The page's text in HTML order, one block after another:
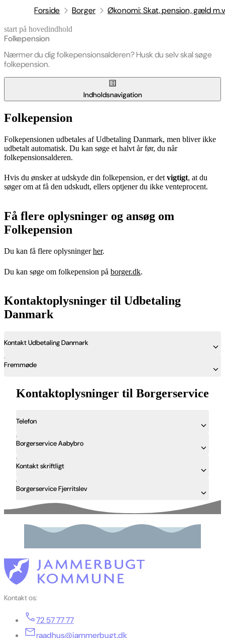
Forside Borger Økonomi: Skat, pension, gæld
start på hovedindhold
Folkepension
Nærmer du dig folkepensionsalderen? Husk du selv skal søge
folkepension.
senest opdateret 6. juli 2026
Indholdsnavigation
Folkepension
Folkepensionen udbetales af Udbetaling Danmark, men bliver ikke
udbetalt automatisk. Du kan søge et halvt år før, du når
folkepensionsalderen.
Hvis du ønsker at udskyde din folkepension, er det vigtigt, at du
søger om at få den udskudt, ellers optjener du ikke venteprocent.
Få flere oplysninger og ansøg om
Folkepension
Du kan få flere oplysningerher.
Du kan søge om folkepension på borger.dk.
Kontaktoplysninger til Udbetaling
Danmark
Kontakt Udbetaling Danmark
Fremmøde
Kontaktoplysninger til Borgerservice
Telefon
Borgerservice Aabybro
Kontakt skriftligt
Borgerservice Fjerritslev
Kontakt os:
72 57 77 77
raadhus@jammerbugt.dk